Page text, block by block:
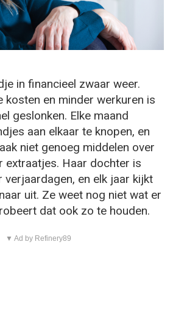
in financieel zwaar weer.
kosten en minder werkuren is
geslonken. Elke maand
aan elkaar te knopen, en
niet genoeg middelen over
extraatjes. Haar dochter is
verjaardagen, en elk jaar kijkt
uit. Ze weet nog niet wat er
dat ook zo te houden.
▼ Ad by Refinery89